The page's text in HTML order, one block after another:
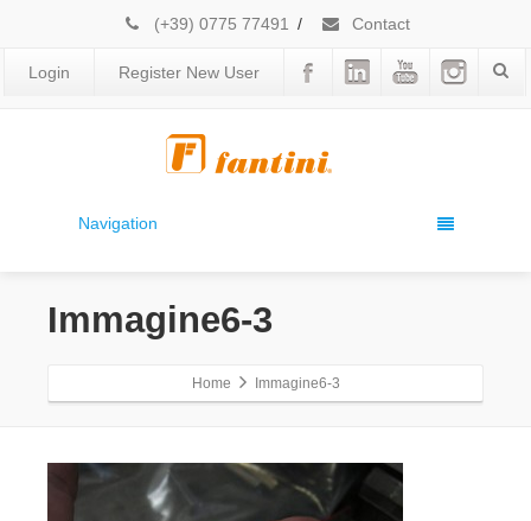
(+39) 0775 77491 / Contact
Login Register New User
Navigation
Immagine6-3
Home Immagine6-3